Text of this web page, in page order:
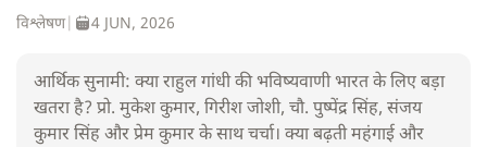
विश्लेषण| 4 JUN, 2026
आर्थिक सुनामी: क्या राहुल गांधी की भविष्यवाणी भारत के लिए बड़ा
खतरा है? प्रो. मुकेश कुमार, गिरीश जोशी, चौ. पुष्पेंद्र सिंह, संजय
कुमार सिंह और प्रेम कुमार के साथ चर्चा। क्या बढ़ती महंगाई और